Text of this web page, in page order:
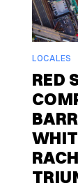
LOCALES
RED